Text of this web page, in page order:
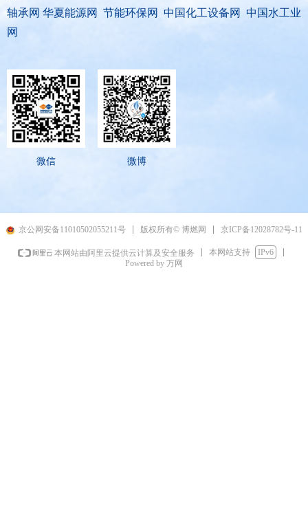
轴承网 华夏能源网 节能环保网 中国化工设备网 中国水工业
网
微信 微博
京公网安备11010502055211号 版权所有© 博燃网 京ICP备12028782号-11
本网站由阿里云提供云计算及安全服务 本网站支持
IPv6
Powered by 万网